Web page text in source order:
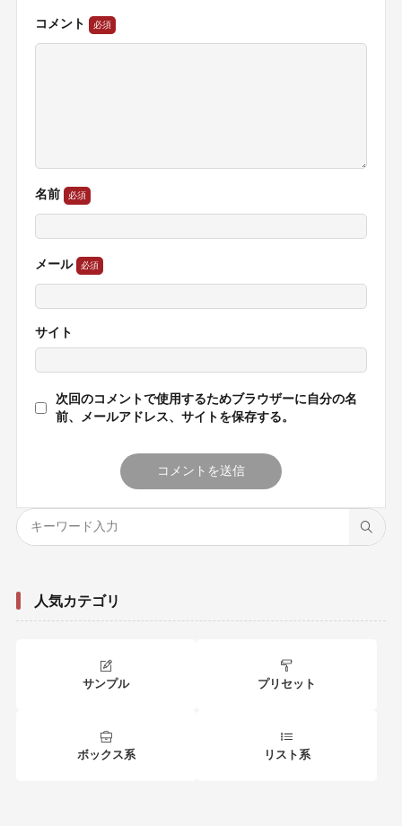
コメント
名前
メール
サイト
次回のコメントで使用するためブラウザーに自分の名
前、メールアドレス、サイトを保存する。
人気カテゴリ
サンプル プリセット
ボックス系 リスト系